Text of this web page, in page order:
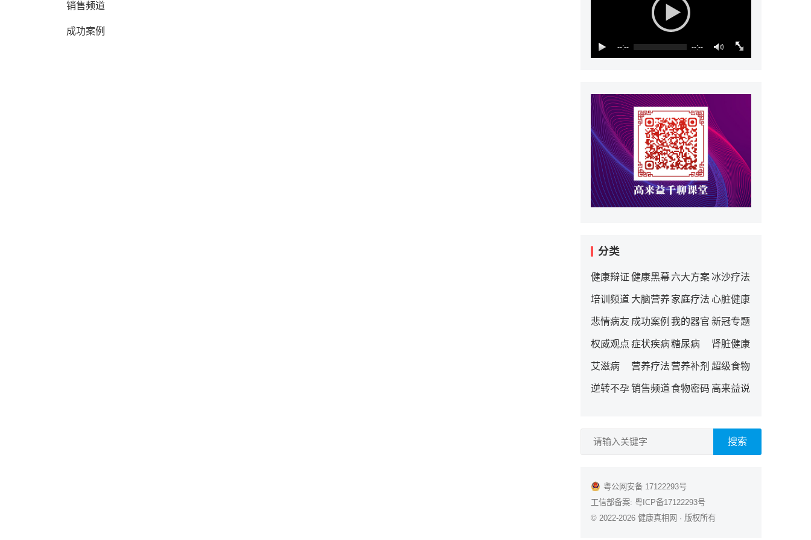
销售频道
成功案例
--:-- --:--
分类
健康辩证 健康黑幕 六大方案冰沙疗法
培训频道 大脑营养 家庭疗法 心脏健康
悲情病友 成功案例 我的器官 新冠专题
权威观点 症状疾病糖尿病 肾脏健康
艾滋病 营养疗法 营养补剂 超级食物
逆转不孕销售频道食物密码 高来益说
搜索
粤公网安备 17122293号
工信部备案: 粤ICP备17122293号
© 2022-2026 健康真相网 · 版权所有